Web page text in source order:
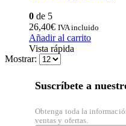
0 de 5
26,40€ IVA incluido
Añadir al carrito
Vista rápida
Mostrar:
Suscríbete a
Obtenga toda la
ventas y ofertas.